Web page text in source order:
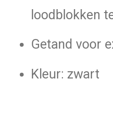
loodblokken
Getand voor
Kleur: zwart